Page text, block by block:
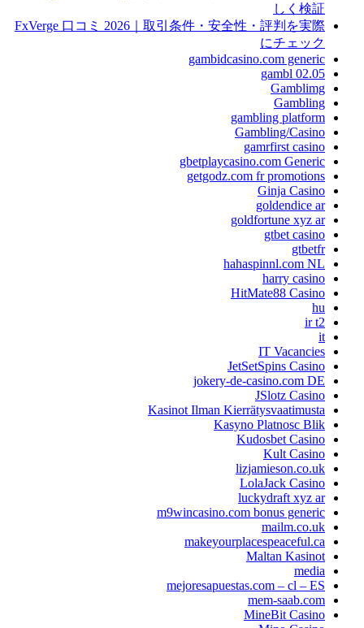
しく検証
FxVerge 口コミ 2026｜取引条件・安全性・評判を実際
にチェック
gambidcasino.com generic
gambl 02.05
Gamblimg
Gambling
gambling platform
Gambling/Casino
gamrfirst casino
gbetplaycasino.com Generic
getgodz.com fr promotions
Ginja Casino
goldendice ar
goldfortune xyz ar
gtbet casino
gtbetfr
hahaspinnl.com NL
harry casino
HitMate88 Casino
hu
ir t2
it
IT Vacancies
JetSetSpins Casino
jokery-de-casino.com DE
JSlotz Casino
Kasinot Ilman Kierrätysvaatimusta
Kasyno Platnosc Blik
Kudosbet Casino
Kult Casino
lizjamieson.co.uk
LolaJack Casino
luckydraft xyz ar
m9wincasino.com bonus generic
mailm.co.uk
makeyourplacespeaceful.ca
Maltan Kasinot
media
mejoresapuestas.com – cl – ES
mem-saab.com
MineBit Casino